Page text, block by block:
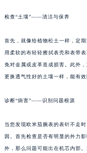
检查“土壤”——清洁与保养
首先，就像给植物松土一样，定
用柔软的布轻轻擦拭表壳和表带
免对金属或皮革造成损害。此外
更换透气性好的土壤一样，能有
诊断“病害”——识别问题根源
当您发现欧米茄腕表的表针不走
因。首先检查是否有明显的外力
外，那么问题可能出在机芯内部